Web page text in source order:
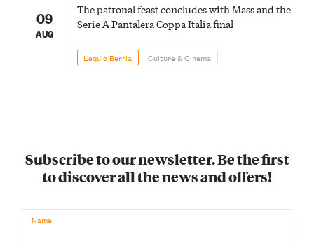
09
AUG
The patronal feast concludes with Mass and the
Serie A Pantalera Coppa Italia final
Lequio Berria Culture & Cinema
Subscribe to our newsletter. Be the first
to discover all the news and offers!
Name